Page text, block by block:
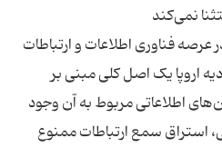
عرصه فناوری اطلاعات و ارتباطات
اروپا یک اصل کلی مبنی بر
اطلاعاتی مربوط به آن وجود
استراق سمع ارتباطات ممنوع